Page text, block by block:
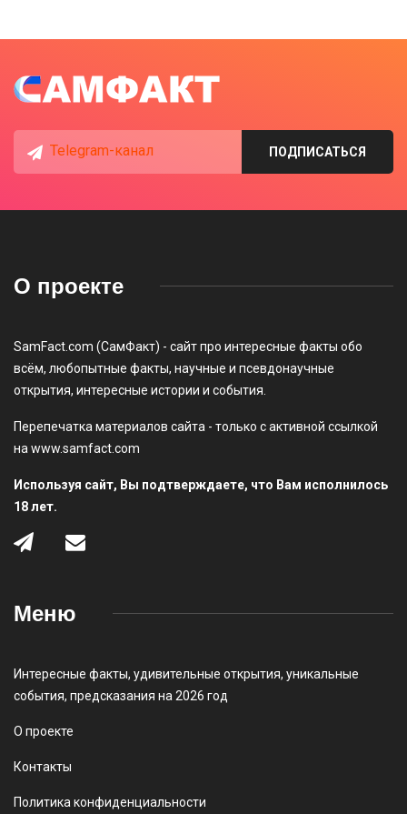
Telegram-канал ПОДПИСАТЬСЯ
О проекте
SamFact.com (СамФакт) - сайт про интересные факты обо
всём, любопытные факты, научные и псевдонаучные
открытия, интересные истории и события.
Перепечатка материалов сайта - только с активной ссылкой
на www.samfact.com
Используя сайт, Вы подтверждаете, что Вам исполнилось
18 лет.
Меню
Интересные факты, удивительные открытия, уникальные
события, предсказания на 2026 год
О проекте
Контакты
Политика конфиденциальности